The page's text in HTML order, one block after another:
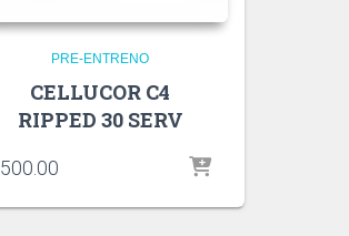
PRE-ENTRENO
CELLUCOR C4
RIPPED 30 SERV
500.00